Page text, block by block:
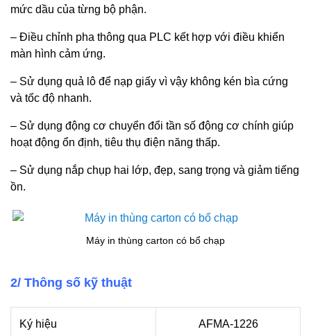
mức dầu của từng bộ phận.
– Điều chỉnh pha thông qua PLC kết hợp với điều khiển
màn hình cảm ứng.
– Sử dụng quả lô để nạp giấy vì vậy không kén bìa cứng
và tốc độ nhanh.
– Sử dụng động cơ chuyển đổi tần số động cơ chính giúp
hoạt động ổn định, tiêu thụ điện năng thấp.
– Sử dụng nắp chụp hai lớp, đẹp, sang trọng và giảm tiếng
ồn.
Máy in thùng carton có bổ chạp
2/ Thông số kỹ thuật
Ký hiệu AFMA-1226